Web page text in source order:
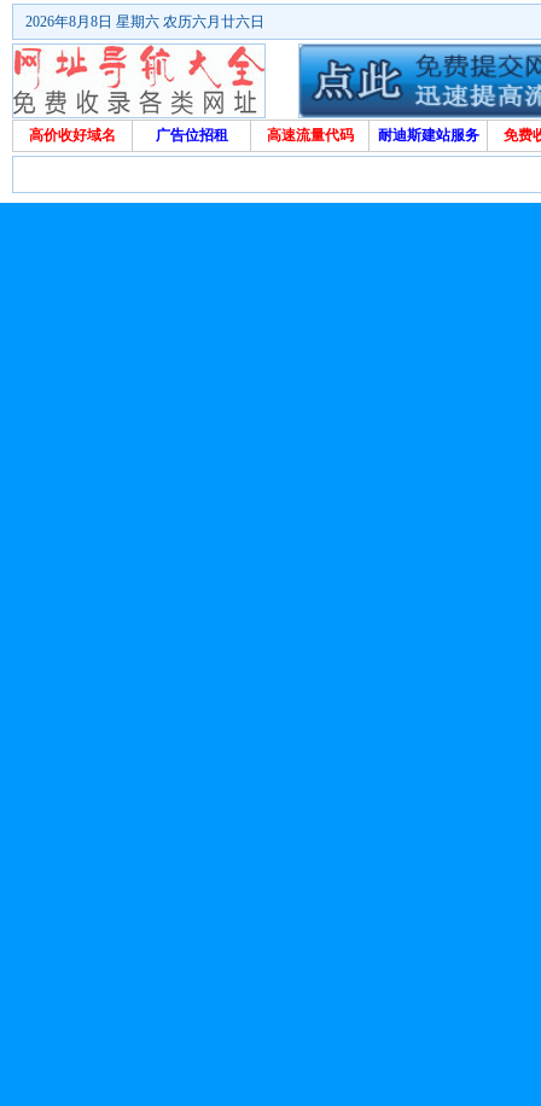
2026年8月8日 星期六 农历六月廿六日
高价收好域名 广告位招租 高速流量代码 耐迪斯建站服务 免费